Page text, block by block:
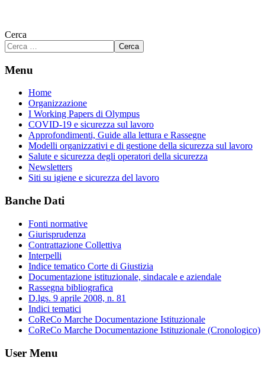
Cerca
Cerca
Menu
Home
Organizzazione
I Working Papers di Olympus
COVID-19 e sicurezza sul lavoro
Approfondimenti, Guide alla lettura e Rassegne
Modelli organizzativi e di gestione della sicurezza sul lavoro
Salute e sicurezza degli operatori della sicurezza
Newsletters
Siti su igiene e sicurezza del lavoro
Banche Dati
Fonti normative
Giurisprudenza
Contrattazione Collettiva
Interpelli
Indice tematico Corte di Giustizia
Documentazione istituzionale, sindacale e aziendale
Rassegna bibliografica
D.lgs. 9 aprile 2008, n. 81
Indici tematici
CoReCo Marche Documentazione Istituzionale
CoReCo Marche Documentazione Istituzionale (Cronologico)
User Menu